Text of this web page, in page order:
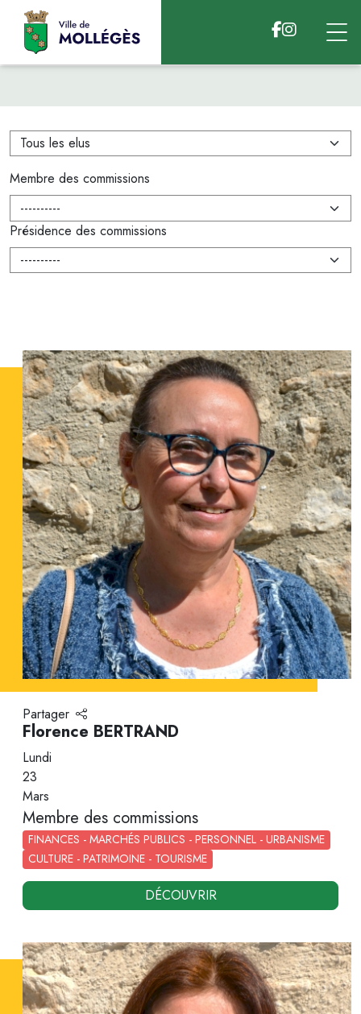
Accéder au contenu
Membre des commissions
Présidence des commissions
Partager
Florence BERTRAND
Lundi
23
Mars
Membre des commissions
FINANCES - MARCHÉS PUBLICS - PERSONNEL - URBANISME
CULTURE - PATRIMOINE - TOURISME
DÉCOUVRIR